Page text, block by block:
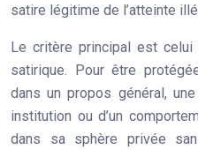
satire légitime de l’atteinte
Le critère principal est celui
satirique. Pour être
dans un propos général, une
institution ou d’un
dans sa sphère privée